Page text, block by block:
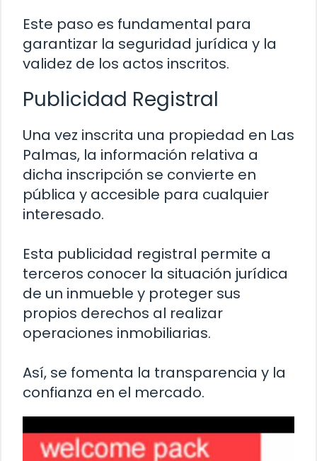
Este paso es fundamental para
garantizar la seguridad jurídica y la
validez de los actos inscritos.
Publicidad Registral
Una vez inscrita una propiedad en Las
Palmas, la información relativa a
dicha inscripción se convierte en
pública y accesible para cualquier
interesado.
Esta publicidad registral permite a
terceros conocer la situación jurídica
de un inmueble y proteger sus
propios derechos al realizar
operaciones inmobiliarias.
Así, se fomenta la transparencia y la
confianza en el mercado.